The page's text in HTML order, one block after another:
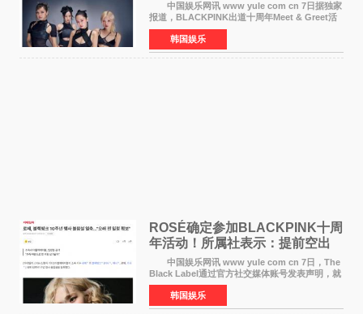
中国娱乐网讯 www yule com cn 7日据独家
报道，BLACKPINK出道十周年Meet & Greet活
动将由智秀、ROS&Eacute;、JENNIE出席，
LISA将缺席。 此前BLACKPINK所属社YG并
未为组合出道十周年做
韩国娱乐
ROSÉ确定参加BLACKPINK十周
年活动！所属社表示：提前空出
了时间
中国娱乐网讯 www yule com cn 7日，The
Black Label通过官方社交媒体账号发表声明，就
近期网络上关于ROS&Eacute;个人行程及是否参
加BLACKPINK出道纪念活动的种种猜测作出正
式回应。 Th
韩国娱乐